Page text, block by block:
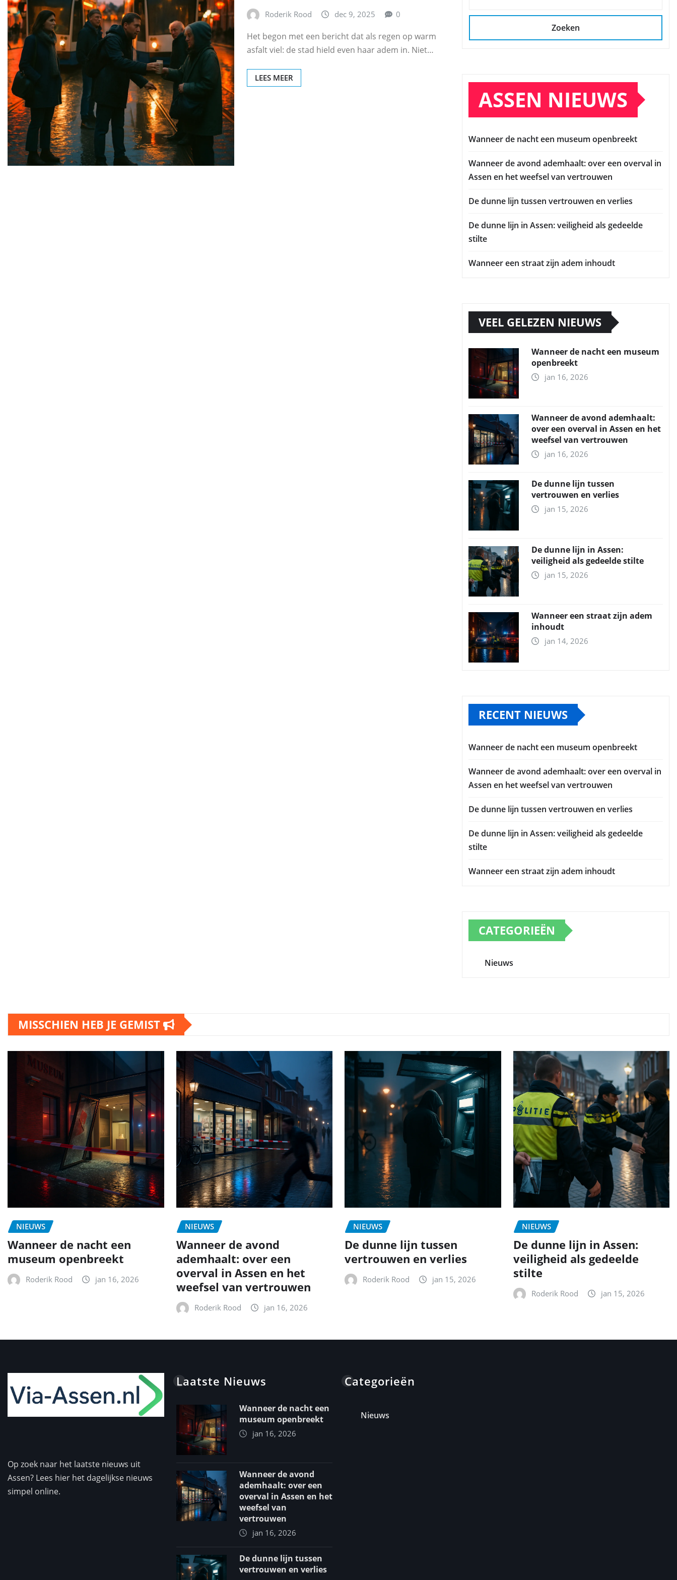
Roderik Rood dec 9, 2025 0
Het begon met een bericht dat als regen op warm
asfalt viel: de stad hield even haar adem in. Niet…
LEES MEER
Zoeken
ASSEN NIEUWS
Wanneer de nacht een museum openbreekt
Wanneer de avond ademhaalt: over een overval in
Assen en het weefsel van vertrouwen
De dunne lijn tussen vertrouwen en verlies
De dunne lijn in Assen: veiligheid als gedeelde
stilte
Wanneer een straat zijn adem inhoudt
VEEL GELEZEN NIEUWS
Wanneer de nacht een museum
openbreekt
jan 16, 2026
Wanneer de avond ademhaalt:
over een overval in Assen en het
weefsel van vertrouwen
jan 16, 2026
De dunne lijn tussen
vertrouwen en verlies
jan 15, 2026
De dunne lijn in Assen:
veiligheid als gedeelde stilte
jan 15, 2026
Wanneer een straat zijn adem
inhoudt
jan 14, 2026
RECENT NIEUWS
Wanneer de nacht een museum openbreekt
Wanneer de avond ademhaalt: over een overval in
Assen en het weefsel van vertrouwen
De dunne lijn tussen vertrouwen en verlies
De dunne lijn in Assen: veiligheid als gedeelde
stilte
Wanneer een straat zijn adem inhoudt
CATEGORIEËN
Nieuws
MISSCHIEN HEB JE GEMIST
NIEUWS
Wanneer de nacht een
museum openbreekt
Roderik Rood jan 16, 2026
NIEUWS
Wanneer de avond
ademhaalt: over een
overval in Assen en het
weefsel van vertrouwen
Roderik Rood jan 16, 2026
NIEUWS
De dunne lijn tussen
vertrouwen en verlies
Roderik Rood jan 15, 2026
NIEUWS
De dunne lijn in Assen:
veiligheid als gedeelde
stilte
Roderik Rood jan 15, 2026
Op zoek naar het laatste nieuws uit
Assen? Lees hier het dagelijkse nieuws
simpel online.
Laatste Nieuws
Wanneer de nacht een
museum openbreekt
jan 16, 2026
Wanneer de avond
ademhaalt: over een
overval in Assen en het
weefsel van
vertrouwen
jan 16, 2026
De dunne lijn tussen
vertrouwen en verlies
Categorieën
Nieuws